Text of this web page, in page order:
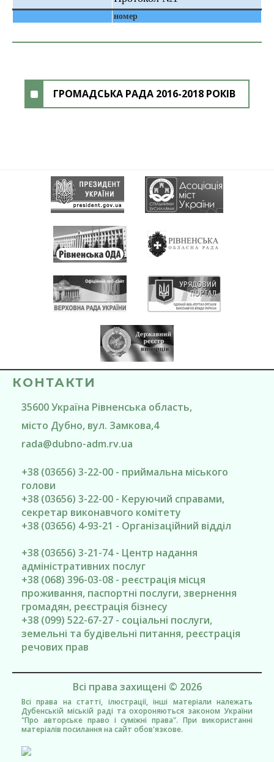
номер
ГРОМАДСЬКА РАДА 2016-2018 РОКІВ
КОНТАКТИ
35600Україна Рівненська область,
місто Дубно, вул. Замкова,4
rada@dubno-adm.rv.ua
+38 (03656) 3-22-00 - приймальна міського
голови
+38 (03656) 3-22-00 - Керуючий справами,
секретар виконавчого комітету
+38 (03656) 4-93-21 - Організаційний відділ
+38 (03656) 3-21-74 - Центр надання
адміністративних послуг
+38 (068) 396-03-08 - реєстрація місця
проживання, паспортні послуги, звернення
громадян, реєстрація бізнесу
+38 (099) 522-67-27 - соціальні послуги,
земельні та будівельні питання, реєстрація
речових прав
Всі права захищені © 2026
Всі права на статті, ілюстрації, інші матеріали належать
Дубенській міській раді та охороняються законом України
"Про авторське право і суміжні права". При використанні
матеріалів посилання на сайт обов'язкове.